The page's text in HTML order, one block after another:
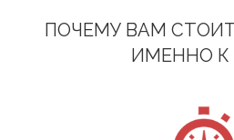
ПОЧЕМУ ВАМ
ИМЕННО